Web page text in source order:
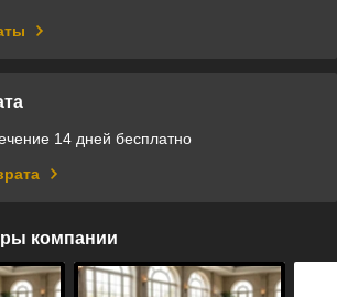
14 дней бесплатно
компании